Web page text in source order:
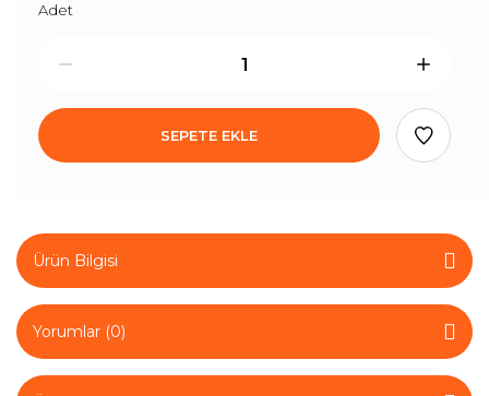
Adet
SEPETE EKLE
Ürün Bilgisi
Yorumlar (0)